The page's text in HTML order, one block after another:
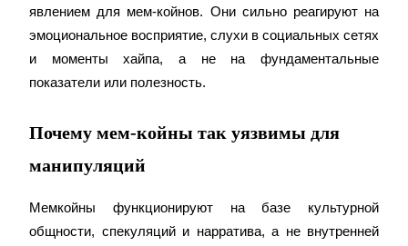
Блокировки BTR
явлением для мем-койнов. Они сильно реагируют на
эмоциональное восприятие, слухи в социальных сетях
и моменты хайпа, а не на фундаментальные
показатели или полезность.
Почему мем-койны так уязвимы для
манипуляций
Мемкойны функционируют на базе культурной
общности, спекуляций и нарратива, а не внутренней